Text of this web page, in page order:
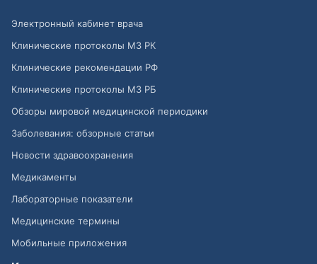
Электронный кабинет врача
Клинические протоколы МЗ РК
Клинические рекомендации РФ
Клинические протоколы МЗ РБ
Обзоры мировой медицинской периодики
Заболевания: обзорные статьи
Новости здравоохранения
Медикаменты
Лабораторные показатели
Медицинские термины
Мобильные приложения